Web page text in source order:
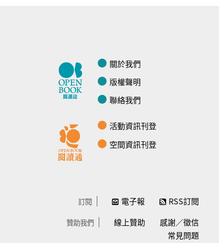
關於我們
版權聲明
聯絡我們
活動資訊刊登
空間資訊刊登
訂閱 電子報 RSS訂閱
贊助我們 線上贊助
感謝／徵信
常見問題